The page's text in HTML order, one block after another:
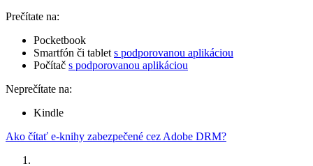
Prečítate na:
Pocketbook
Smartfón či tablet s podporovanou aplikáciou
Počítač s podporovanou aplikáciou
Neprečítate na:
Kindle
Ako čítať e-knihy zabezpečené cez Adobe DRM?